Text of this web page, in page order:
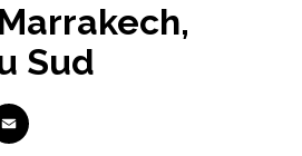
Sud